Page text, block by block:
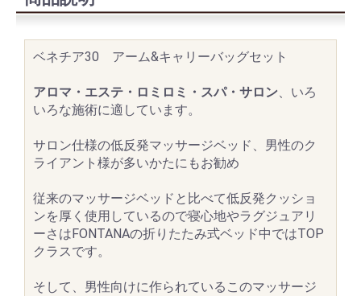
ベネチア30 アーム&キャリーバッグセット
アロマ・エステ・ロミロミ・スパ・サロン、いろ
いろな施術に適しています。
サロン仕様の低反発マッサージベッド、男性のク
ライアント様が多いかたにもお勧め
従来のマッサージベッドと比べて低反発クッショ
ンを厚く使用しているので寝心地やラグジュアリ
ーさはFONTANAの折りたたみ式ベッド中ではTOP
クラスです。
そして、男性向けに作られているこのマッサージ